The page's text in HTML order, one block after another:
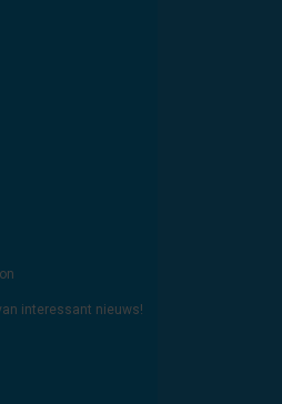
interessant nieuws!